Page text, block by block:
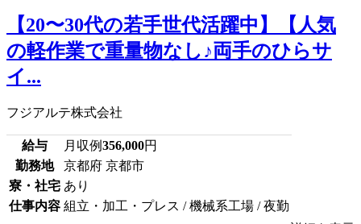
【20〜30代の若手世代活躍中】【人気
の軽作業で重量物なし♪両手のひらサ
イ...
フジアルテ株式会社
給与 月収例356,000円
勤務地
京都府 京都市
寮・社宅 あり
仕事内容 組立・加工・プレス / 機械系工場 / 夜勤